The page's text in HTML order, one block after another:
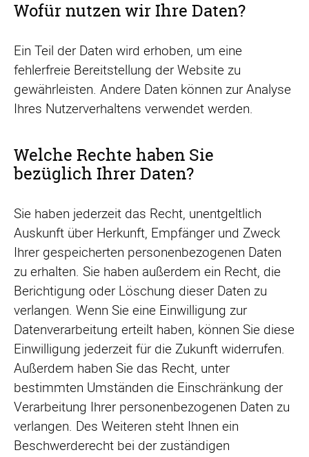
Wofür nutzen wir Ihre Daten?
Ein Teil der Daten wird erhoben, um eine
fehlerfreie Bereitstellung der Website zu
gewährleisten. Andere Daten können zur Analyse
Ihres Nutzerverhaltens verwendet werden.
Welche Rechte haben Sie
bezüglich Ihrer Daten?
Sie haben jederzeit das Recht, unentgeltlich
Auskunft über Herkunft, Empfänger und Zweck
Ihrer gespeicherten personenbezogenen Daten
zu erhalten. Sie haben außerdem ein Recht, die
Berichtigung oder Löschung dieser Daten zu
verlangen. Wenn Sie eine Einwilligung zur
Datenverarbeitung erteilt haben, können Sie diese
Einwilligung jederzeit für die Zukunft widerrufen.
Außerdem haben Sie das Recht, unter
bestimmten Umständen die Einschränkung der
Verarbeitung Ihrer personenbezogenen Daten zu
verlangen. Des Weiteren steht Ihnen ein
Beschwerderecht bei der zuständigen